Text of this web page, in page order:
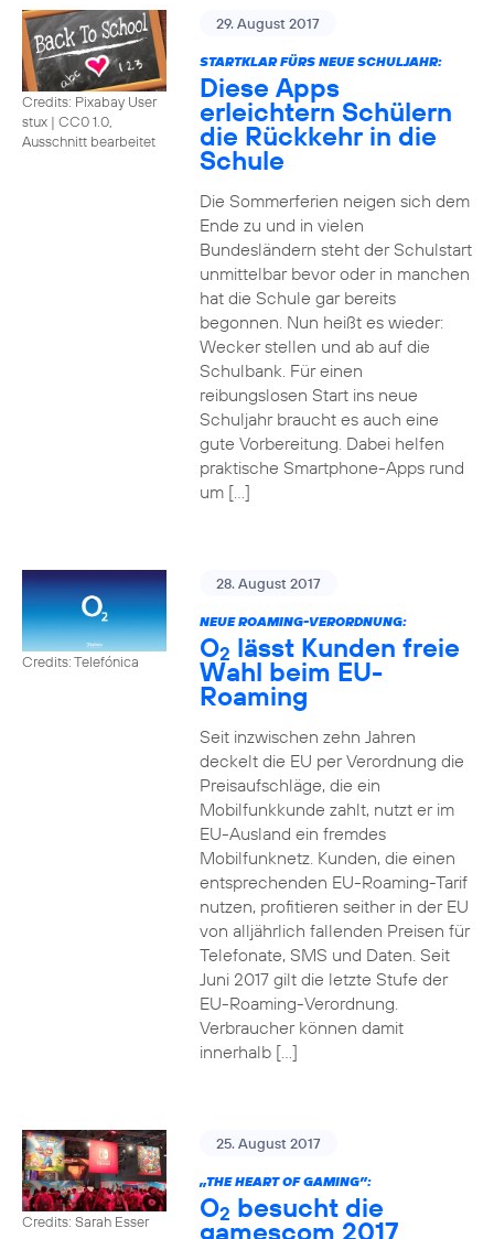
Credits: Pixabay User
stux | CC0 1.0,
Ausschnitt bearbeitet
29. August 2017
STARTKLAR FÜRS NEUE SCHULJAHR:
Diese Apps
erleichtern Schülern
die Rückkehr in die
Schule
Die Sommerferien neigen sich dem
Ende zu und in vielen
Bundesländern steht der Schulstart
unmittelbar bevor oder in manchen
hat die Schule gar bereits
begonnen. Nun heißt es wieder:
Wecker stellen und ab auf die
Schulbank. Für einen
reibungslosen Start ins neue
Schuljahr braucht es auch eine
gute Vorbereitung. Dabei helfen
praktische Smartphone-Apps rund
um […]
Credits: Telefónica
28. August 2017
NEUE ROAMING-VERORDNUNG:
O2 lässt Kunden freie
Wahl beim EU-
Roaming
Seit inzwischen zehn Jahren
deckelt die EU per Verordnung die
Preisaufschläge, die ein
Mobilfunkkunde zahlt, nutzt er im
EU-Ausland ein fremdes
Mobilfunknetz. Kunden, die einen
entsprechenden EU-Roaming-Tarif
nutzen, profitieren seither in der EU
von alljährlich fallenden Preisen für
Telefonate, SMS und Daten. Seit
Juni 2017 gilt die letzte Stufe der
EU-Roaming-Verordnung.
Verbraucher können damit
innerhalb […]
Credits: Sarah Esser
25. August 2017
„THE HEART OF GAMING”:
O2 besucht die
gamescom 2017